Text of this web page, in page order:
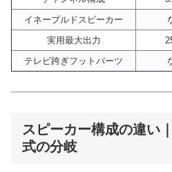
イネーブルドスピーカー
実用最大出力
テレビ跨ぎフットパーツ
スピーカー構成の違い
式の分岐